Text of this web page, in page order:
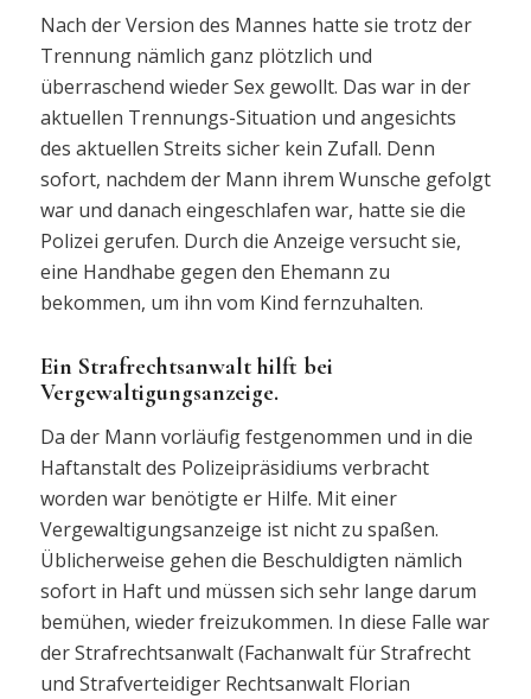
Nach der Version des Mannes hatte sie trotz der
Trennung nämlich ganz plötzlich und
überraschend wieder Sex gewollt. Das war in der
aktuellen Trennungs-Situation und angesichts
des aktuellen Streits sicher kein Zufall. Denn
sofort, nachdem der Mann ihrem Wunsche gefolgt
war und danach eingeschlafen war, hatte sie die
Polizei gerufen. Durch die Anzeige versucht sie,
eine Handhabe gegen den Ehemann zu
bekommen, um ihn vom Kind fernzuhalten.
Ein Strafrechtsanwalt hilft bei
Vergewaltigungsanzeige.
Da der Mann vorläufig festgenommen und in die
Haftanstalt des Polizeipräsidiums verbracht
worden war benötigte er Hilfe. Mit einer
Vergewaltigungsanzeige ist nicht zu spaßen.
Üblicherweise gehen die Beschuldigten nämlich
sofort in Haft und müssen sich sehr lange darum
bemühen, wieder freizukommen. In diese Falle war
der Strafrechtsanwalt (Fachanwalt für Strafrecht
und Strafverteidiger Rechtsanwalt Florian